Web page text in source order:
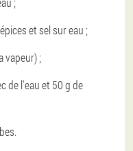
et sel sur eau ;
vapeur) ;
de l'eau et 50 g de